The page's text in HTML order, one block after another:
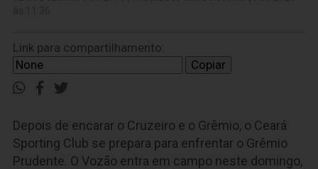
Link para compartilhamento:
Copiar
Depois de encarar o Cruzeiro e o Grêmio, o Ceará
Sporting Club se prepara para enfrentar o Grêmio
Prudente. O Vozão entra em campo neste domingo,